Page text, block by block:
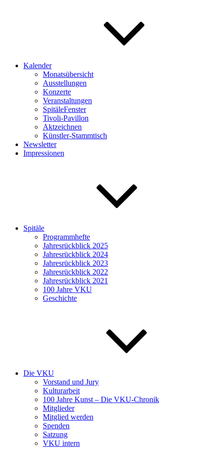
Kalender
Monatsübersicht
Ausstellungen
Konzerte
Veranstaltungen
SpitäleFenster
Tivoli-Pavillon
Aktzeichnen
Künstler-Stammtisch
Newsletter
Impressionen
Spitäle
Programmhefte
Jahresrückblick 2025
Jahresrückblick 2024
Jahresrückblick 2023
Jahresrückblick 2022
Jahresrückblick 2021
100 Jahre VKU
Geschichte
Die VKU
Vorstand und Jury
Kulturarbeit
100 Jahre Kunst – Die VKU-Chronik
Mitglieder
Mitglied werden
Spenden
Satzung
VKU intern